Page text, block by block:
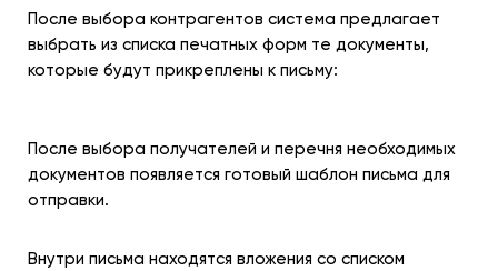
После выбора контрагентов система предлагает
выбрать из списка печатных форм те документы,
которые будут прикреплены к письму:
После выбора получателей и перечня необходимых
документов появляется готовый шаблон письма для
отправки.
Внутри письма находятся вложения со списком